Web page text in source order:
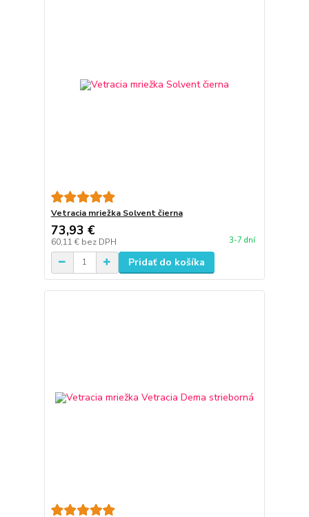
Vetracia mriežka Solvent čierna
73,93 €
60,11 € bez DPH 3-7 dní
Pridať do košíka